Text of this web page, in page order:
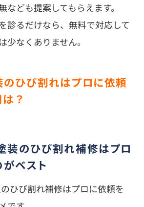
なども提案してもらえます。
診るだけなら、無料で対応して
少なくありません。
のひび割れはプロに依頼
？
装のひび割れ補修はプロ
ベスト
ひび割れ補修はプロに依頼を